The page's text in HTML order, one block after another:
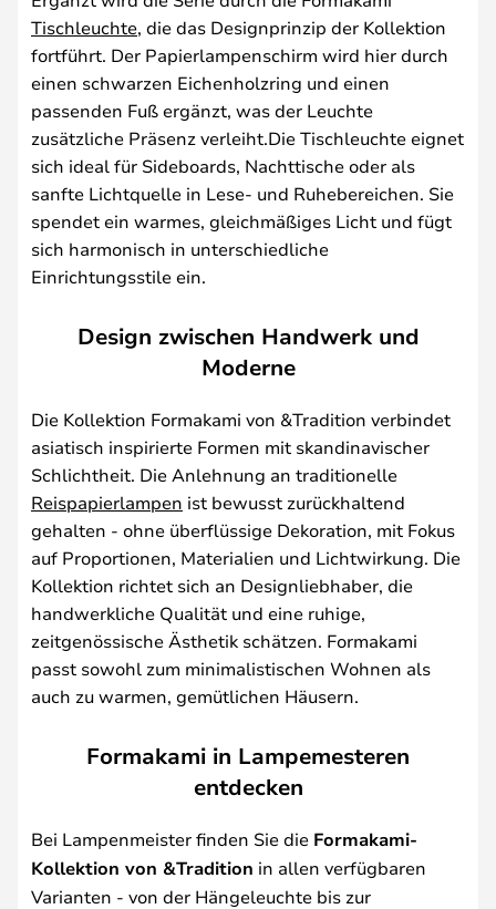
Tischleuchte, die das Designprinzip der Kollektion
fortführt. Der Papierlampenschirm wird hier durch
einen schwarzen Eichenholzring und einen
passenden Fuß ergänzt, was der Leuchte
zusätzliche Präsenz verleiht.Die Tischleuchte eignet
sich ideal für Sideboards, Nachttische oder als
sanfte Lichtquelle in Lese- und Ruhebereichen. Sie
spendet ein warmes, gleichmäßiges Licht und fügt
sich harmonisch in unterschiedliche
Einrichtungsstile ein.
Design zwischen Handwerk und
Moderne
Die Kollektion Formakami von &Tradition verbindet
asiatisch inspirierte Formen mit skandinavischer
Schlichtheit. Die Anlehnung an traditionelle
Reispapierlampen ist bewusst zurückhaltend
gehalten - ohne überflüssige Dekoration, mit Fokus
auf Proportionen, Materialien und Lichtwirkung. Die
Kollektion richtet sich an Designliebhaber, die
handwerkliche Qualität und eine ruhige,
zeitgenössische Ästhetik schätzen. Formakami
passt sowohl zum minimalistischen Wohnen als
auch zu warmen, gemütlichen Häusern.
Formakami in Lampemesteren
entdecken
Bei Lampenmeister finden Sie die Formakami-
Kollektion von &Tradition in allen verfügbaren
Varianten - von der Hängeleuchte bis zur